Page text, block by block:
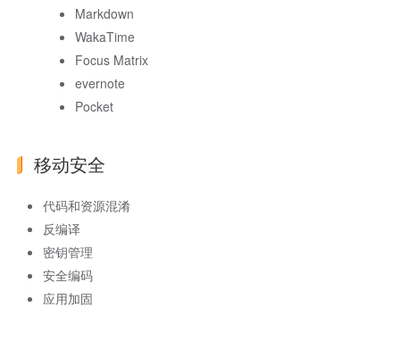
Markdown
WakaTime
Focus Matrix
evernote
Pocket
移动安全
代码和资源混淆
反编译
密钥管理
安全编码
应用加固